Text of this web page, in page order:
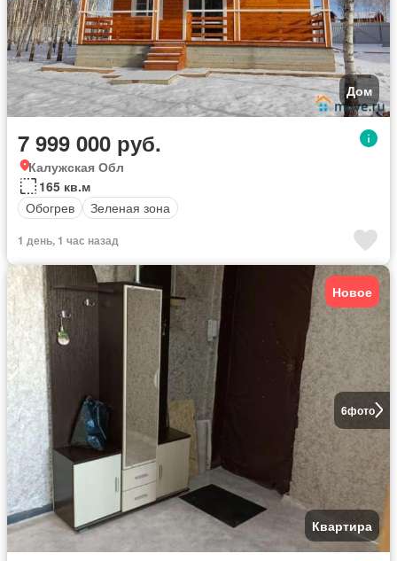
Дом
7 999 000 руб.
Калужская Обл
165 кв.м
Обогрев
Зеленая зона
1 день, 1 час назад
6фото
Новое
Квартира